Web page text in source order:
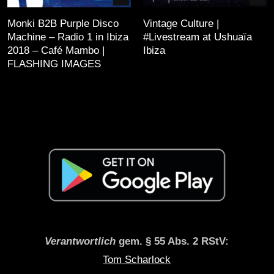
Monki B2B Purple Disco
Machine – Radio 1 in Ibiza
2018 – Café Mambo |
FLASHING IMAGES
Vintage Culture |
#Livestream at Ushuaïa
Ibiza
Verantwortlich gem. § 55 Abs. 2 RStV:
Tom Scharlock